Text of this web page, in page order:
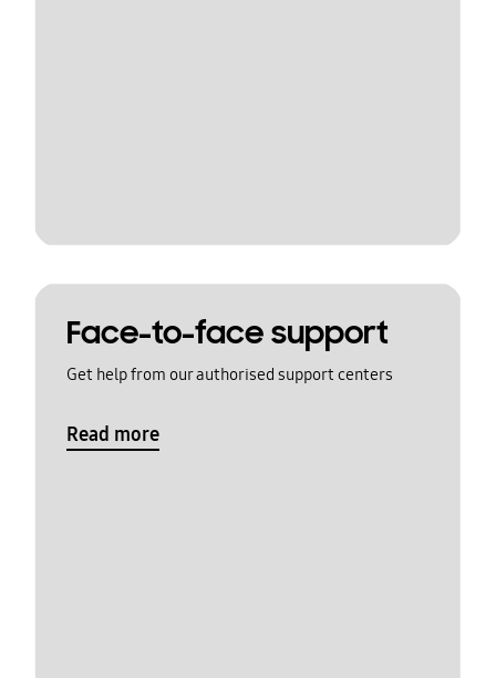
Face-to-face support
Get help from our authorised support centers
Read more